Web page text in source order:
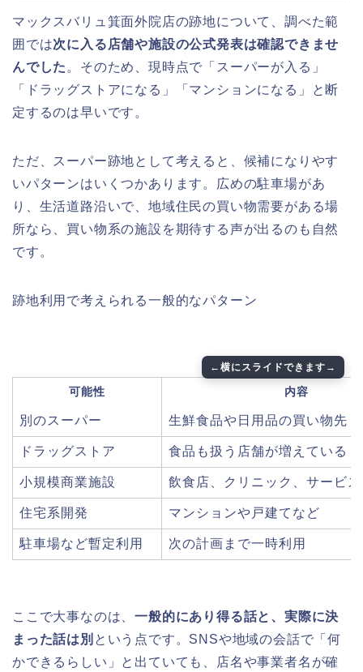
マックスバリュ箕面外院店の跡地について、調べた範
囲では次に入る店舗や施設の公式発表は確認できませ
んでした 。そのため、現時点で「スーパーが入る」
「ドラッグストアになる」「マンションになる」と断
定するのは早いです。
ただ、スーパー跡地として考えると、候補になりやす
いパターンはいくつかあります。広めの駐車場があ
り、生活道路沿いで、地域住民の買い物需要がある場
所なら、買い物系の施設を期待する声が出るのも自然
です。
跡地利用で考えられる一般的なパターン
可能性 内容
別のスーパー 生鮮食品や日用品の買い物先
ドラッグストア 食品も扱う店舗が増えている
小規模商業施設 飲食店、クリニック、サービ
住宅系開発 マンションや戸建てなど
駐車場など暫定利用 次の計画まで一時利用
ここで大事なのは、一般的にあり得る話と、実際に決
まった話は別 という点です。SNSや地域の会話で「何
かできるらしい」と出ていても、店名や事業者名が確